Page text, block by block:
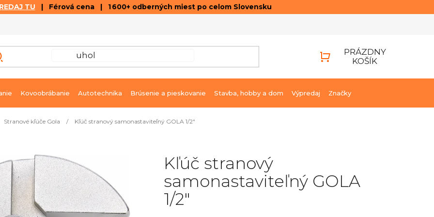
TU | Férová cena | 1 600+ odberných miest po celom Slovensku
KOŠÍK
PRÁZDNY
KOŠÍK
Kovoobrábanie Autotechnika Brúsenie a pieskovanie Stavba, hobby a dom Výpredaj Značky
Stranové kľúče Gola / Kľúč stranový samonastaviteľný GOLA 1/2"
Kľúč stranový
samonastaviteľný GOLA
1/2"